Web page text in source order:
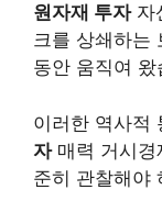
원자재 투자자
크를 상쇄하는
동안 움직여 왔
이러한 역사적
자매력 거시경
준히 관찰해야